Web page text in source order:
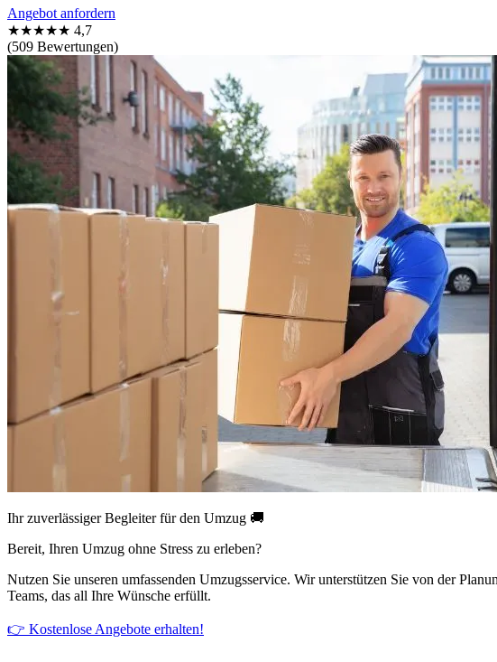
Angebot anfordern
★★★★★ 4,7
(509 Bewertungen)
Ihr zuverlässiger Begleiter für den Umzug 🚚
Bereit, Ihren Umzug ohne Stress zu erleben?
Nutzen Sie unseren umfassenden Umzugsservice. Wir unterstützen Sie von der
Teams, das all Ihre Wünsche erfüllt.
👉 Kostenlose Angebote erhalten!